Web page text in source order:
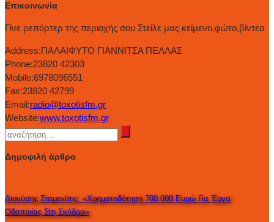
Επικοινωνία
Γίνε ρεπόρτερ της περιοχής σου Στείλε μας κείμενο,φώτο,βίντεο
Address:ΠΑΛΑΙΦΥΤΟ ΓΙΑΝΝΙΤΣΑ ΠΕΛΛΑΣ
Phone:23820 42303
Mobile:6978096551
Fax:23820 42799
Email:radio@toxotisfm.gr
Website:www.toxotisfm.gr
Δημοφιλή άρθρα
Διονύσης Σταμενίτης: «Χρηματοδότηση 700.000 Ευρώ Για Έργα
Οδοποιίας Στη Σκύδρα»